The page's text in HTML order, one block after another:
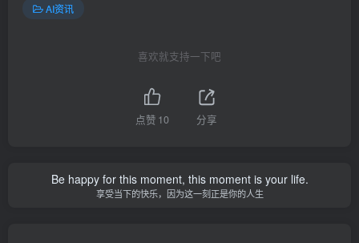
AI资讯
喜欢就支持一下吧
点赞 10 分享
Be happy for this moment, this moment is your life.
享受当下的快乐，因为这一刻正是你的人生